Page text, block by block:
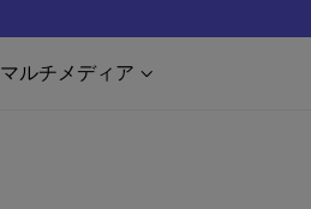
マルチメディア